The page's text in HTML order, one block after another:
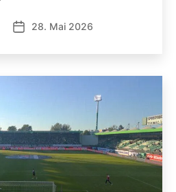
Veröffentlichungsdatum
28. Mai 2026